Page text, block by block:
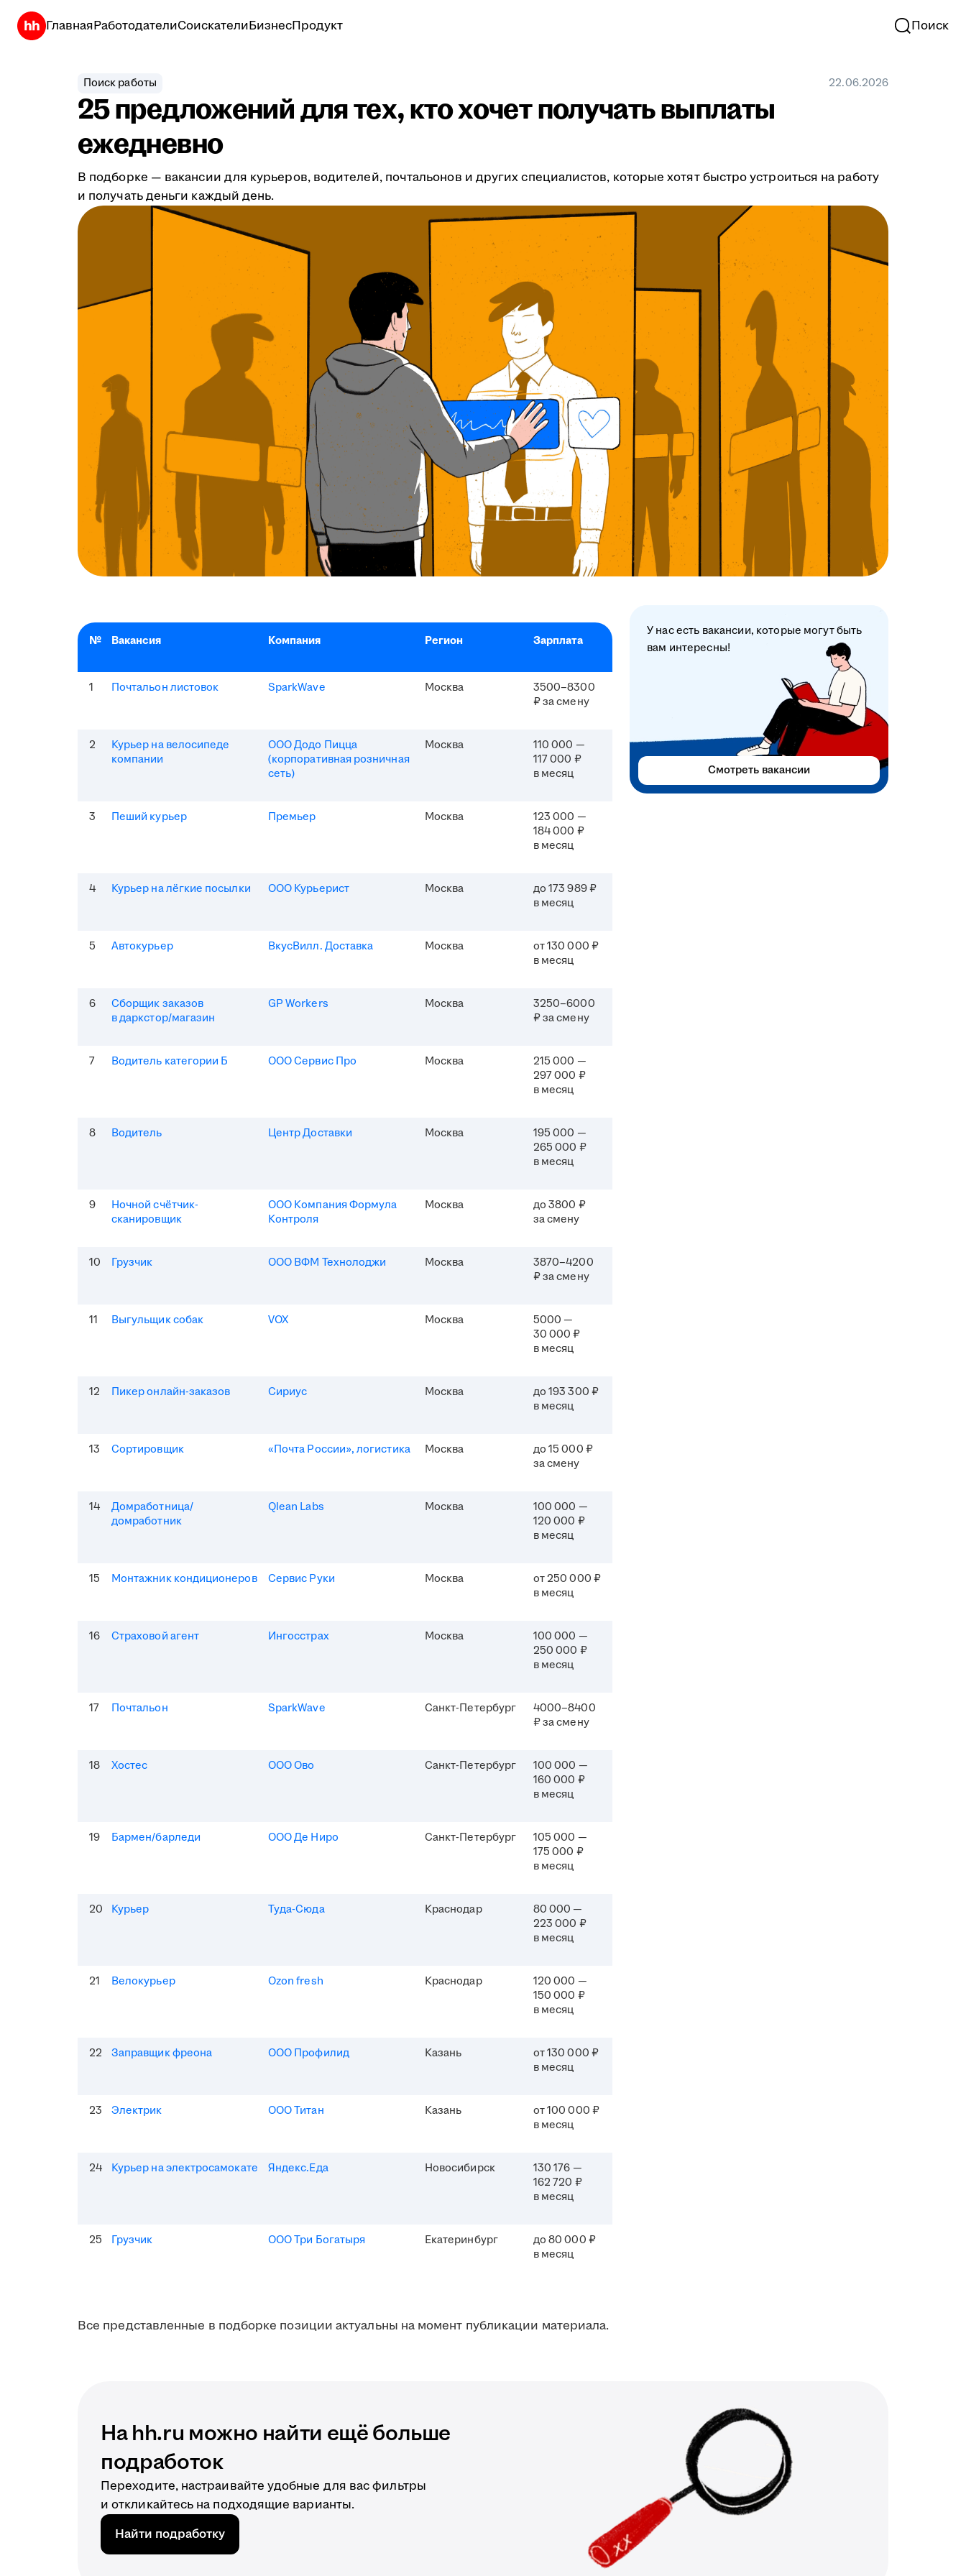
ГлавнаяРаботодателиСоискателиБизнесПродукт Поиск
Поиск работы 22.06.2026
25 предложений для тех, кто хочет получать выплаты
ежедневно
В подборке — вакансии для курьеров, водителей, почтальонов и других специалистов, которые хотят быстро устроиться на работу
и получать деньги каждый день.
№ Вакансия Компания Регион Зарплата
1 Почтальон листовок SparkWave Москва
3500–8300
₽ за смену
2
Курьер на велосипеде
компании
ООО Додо Пицца
(корпоративная розничная
сеть)
Москва
110 000 —
117 000 ₽
в месяц
3 Пеший курьер Премьер Москва
123 000 —
184 000 ₽
в месяц
4 Курьер на лёгкие посылки ООО Курьерист Москва
до 173 989 ₽
в месяц
5 Автокурьер ВкусВилл. Доставка Москва
от 130 000 ₽
в месяц
6
Сборщик заказов
в даркстор/магазин
GP Workers Москва
3250–6000
₽ за смену
7 Водитель категории Б ООО Сервис Про Москва
215 000 —
297 000 ₽
в месяц
8 Водитель Центр Доставки Москва
195 000 —
265 000 ₽
в месяц
9
Ночной счётчик-
сканировщик
ООО Компания Формула
Контроля
Москва
до 3800 ₽
за смену
10 Грузчик ООО ВФМ Технолоджи Москва
3870–4200
₽ за смену
11 Выгульщик собак VOX Москва
5000 —
30 000 ₽
в месяц
12 Пикер онлайн-заказов Сириус Москва
до 193 300 ₽
в месяц
13 Сортировщик «Почта России», логистика Москва
до 15 000 ₽
за смену
14
Домработница/
домработник
Qlean Labs Москва
100 000 —
120 000 ₽
в месяц
15 Монтажник кондиционеров Сервис Руки Москва
от 250 000 ₽
в месяц
16 Страховой агент Ингосстрах Москва
100 000 —
250 000 ₽
в месяц
17 Почтальон SparkWave Санкт-Петербург
4000–8400
₽ за смену
18 Хостес ООО Ово Санкт-Петербург
100 000 —
160 000 ₽
в месяц
19 Бармен/барледи ООО Де Ниро Санкт-Петербург
105 000 —
175 000 ₽
в месяц
20 Курьер Туда-Сюда Краснодар
80 000 —
223 000 ₽
в месяц
21 Велокурьер Ozon fresh Краснодар
120 000 —
150 000 ₽
в месяц
22 Заправщик фреона ООО Профилид Казань
от 130 000 ₽
в месяц
23 Электрик ООО Титан Казань
от 100 000 ₽
в месяц
24 Курьер на электросамокате Яндекс.Еда Новосибирск
130 176 —
162 720 ₽
в месяц
25 Грузчик ООО Три Богатыря Екатеринбург
до 80 000 ₽
в месяц
Все представленные в подборке позиции актуальны на момент публикации материала.
У нас есть вакансии, которые могут быть
вам интересны!
Смотреть вакансии
На hh.ru можно найти ещё больше
подработок
Переходите, настраивайте удобные для вас фильтры
и откликайтесь на подходящие варианты.
Найти подработку